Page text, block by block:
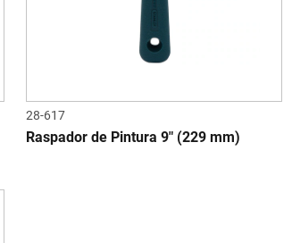
28-617
Raspador de Pintura 9" (229 mm)